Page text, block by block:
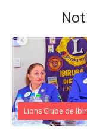
Lions Clube de